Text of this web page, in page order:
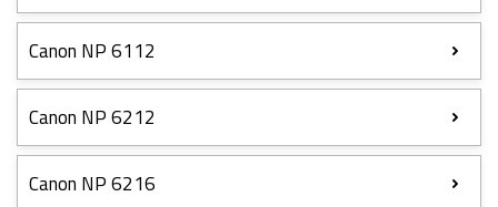
Canon NP 6112
Canon NP 6212
Canon NP 6216